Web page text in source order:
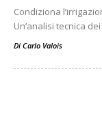
Condiziona
Un’analisi tecnica
Di Carlo Valois